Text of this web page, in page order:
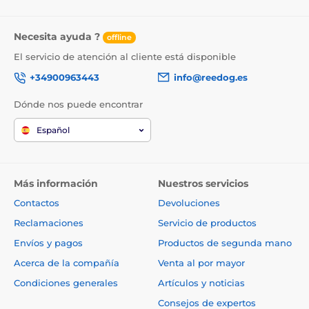
Necesita ayuda ? offline
El servicio de atención al cliente está disponible
+34900963443
info@reedog.es
Dónde nos puede encontrar
Español
Más información
Contactos
Reclamaciones
Envíos y pagos
Acerca de la compañía
Condiciones generales
Nuestros servicios
Devoluciones
Servicio de productos
Productos de segunda mano
Venta al por mayor
Artículos y noticias
Consejos de expertos